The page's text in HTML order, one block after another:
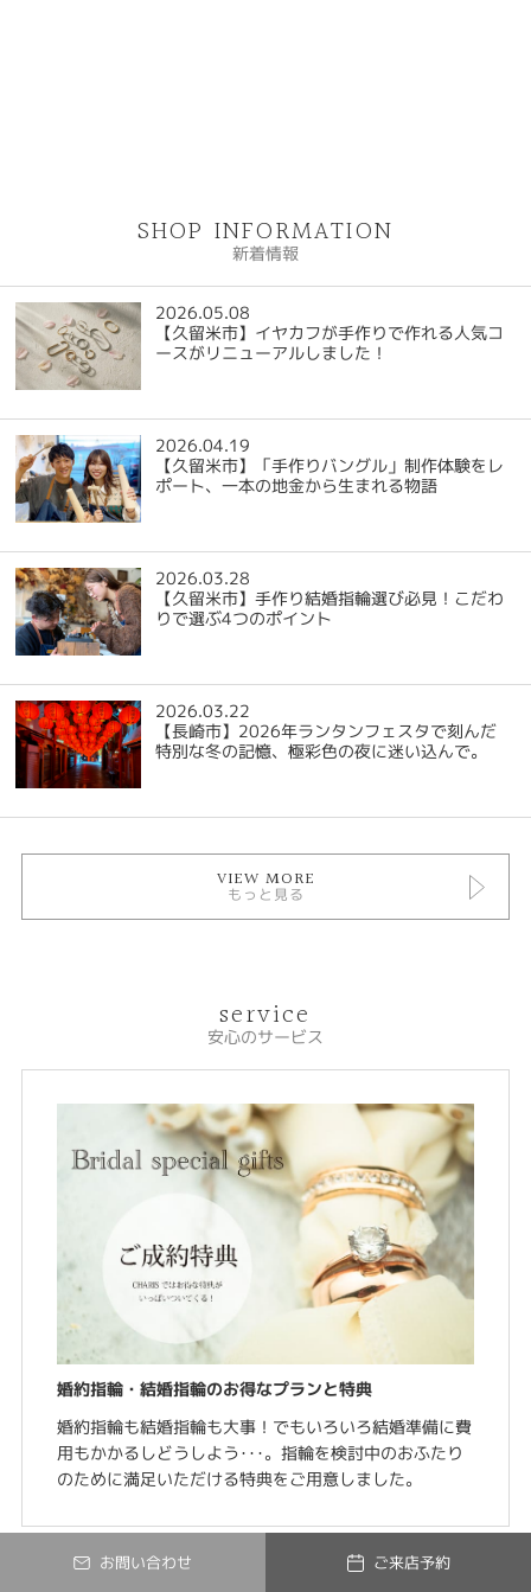
SHOP INFORMATION
新着情報
2026.05.08
【久留米市】イヤカフが手作りで作れる人気コ
ースがリニューアルしました！
2026.04.19
【久留米市】「手作りバングル」制作体験をレ
ポート、一本の地金から生まれる物語
2026.03.28
【久留米市】手作り結婚指輪選び必見！こだわ
りで選ぶ4つのポイント
2026.03.22
【長崎市】2026年ランタンフェスタで刻んだ
特別な冬の記憶、極彩色の夜に迷い込んで。
VIEW MORE
もっと見る
service
安心のサービス
婚約指輪・結婚指輪のお得なプランと特典
婚約指輪も結婚指輪も大事！でもいろいろ結婚準備に費
用もかかるしどうしよう･･･。指輪を検討中のおふたり
のために満足いただける特典をご用意しました。
お問い合わせ ご来店予約